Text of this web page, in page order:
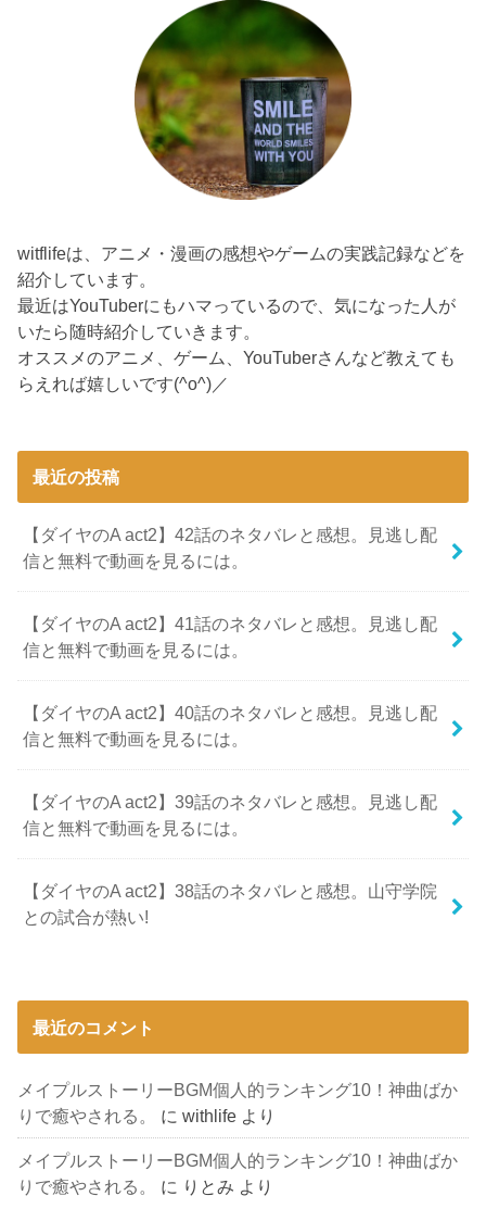
witflifeは、アニメ・漫画の感想やゲームの実践記録などを
紹介しています。
最近はYouTuberにもハマっているので、気になった人が
いたら随時紹介していきます。
オススメのアニメ、ゲーム、YouTuberさんなど教えても
らえれば嬉しいです(^o^)／
最近の投稿
【ダイヤのA act2】42話のネタバレと感想。見逃し配
信と無料で動画を見るには。
【ダイヤのA act2】41話のネタバレと感想。見逃し配
信と無料で動画を見るには。
【ダイヤのA act2】40話のネタバレと感想。見逃し配
信と無料で動画を見るには。
【ダイヤのA act2】39話のネタバレと感想。見逃し配
信と無料で動画を見るには。
【ダイヤのA act2】38話のネタバレと感想。山守学院
との試合が熱い!
最近のコメント
メイプルストーリーBGM個人的ランキング10！神曲ばか
りで癒やされる。
にwithlife より
メイプルストーリーBGM個人的ランキング10！神曲ばか
りで癒やされる。
に りとみ より